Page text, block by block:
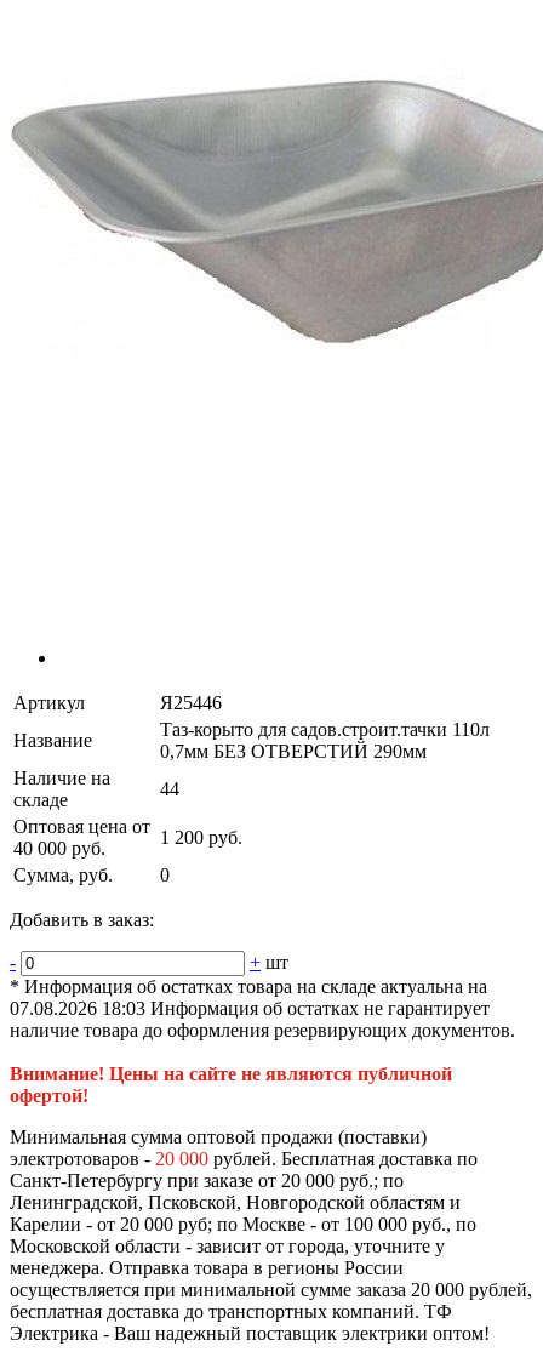
Артикул
Я25446
Название
Таз-корыто для садов.строит.тачки 110л
0,7мм БЕЗ ОТВЕРСТИЙ 290мм
Наличие на
складе
44
Оптовая цена от
40 000 руб.
1 200 руб.
Сумма, руб.
0
Добавить в заказ:
- + шт
* Информация об остатках товара на складе актуальна на
07.08.2026 18:03 Информация об остатках не гарантирует
наличие товара до оформления резервирующих документов.
Внимание! Цены на сайте не являются публичной
офертой!
Минимальная сумма оптовой продажи (поставки)
электротоваров - 20 000 рублей. Бесплатная доставка по
Санкт-Петербургу при заказе от 20 000 руб.; по
Ленинградской, Псковской, Новгородской областям и
Карелии - от 20 000 руб; по Москве - от 100 000 руб., по
Московской области - зависит от города, уточните у
менеджера. Отправка товара в регионы России
осуществляется при минимальной сумме заказа 20 000 рублей,
бесплатная доставка до транспортных компаний. ТФ
Электрика - Ваш надежный поставщик электрики оптом!